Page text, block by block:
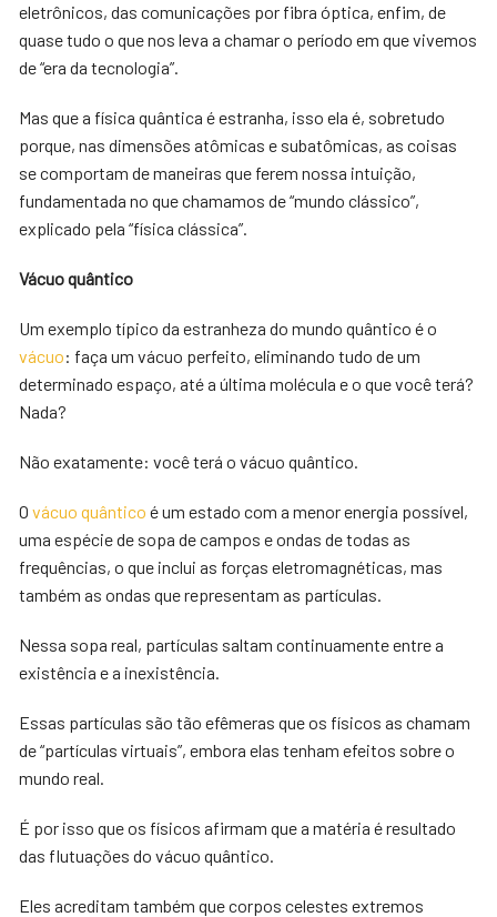
eletrônicos, das comunicações por fibra óptica, enfim, de
quase tudo o que nos leva a chamar o período em que vivemos
de “era da tecnologia”.
Mas que a física quântica é estranha, isso ela é, sobretudo
porque, nas dimensões atômicas e subatômicas, as coisas
se comportam de maneiras que ferem nossa intuição,
fundamentada no que chamamos de “mundo clássico”,
explicado pela “física clássica”.
Vácuo quântico
Um exemplo típico da estranheza do mundo quântico é o
vácuo: faça um vácuo perfeito, eliminando tudo de um
determinado espaço, até a última molécula e o que você terá?
Nada?
Não exatamente: você terá o vácuo quântico.
Ovácuo quântico é um estado com a menor energia possível,
uma espécie de sopa de campos e ondas de todas as
frequências, o que inclui as forças eletromagnéticas, mas
também as ondas que representam as partículas.
Nessa sopa real, partículas saltam continuamente entre a
existência e a inexistência.
Essas partículas são tão efêmeras que os físicos as chamam
de “partículas virtuais”, embora elas tenham efeitos sobre o
mundo real.
É por isso que os físicos afirmam que a matéria é resultado
das flutuações do vácuo quântico.
Eles acreditam também que corpos celestes extremos